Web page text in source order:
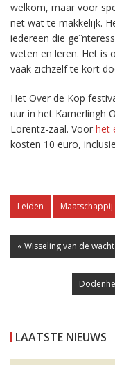
welkom, maar voor
net wat te makkelijk.
iedereen die
weten en leren. Het is
vaak zichzelf te kort
Het Over de Kop
uur in het Kamerlingh
Lorentz-zaal. Voor het
kosten 10 euro,
Leiden Maatschappij
« Wisseling van de
LAATSTE NIEUWS